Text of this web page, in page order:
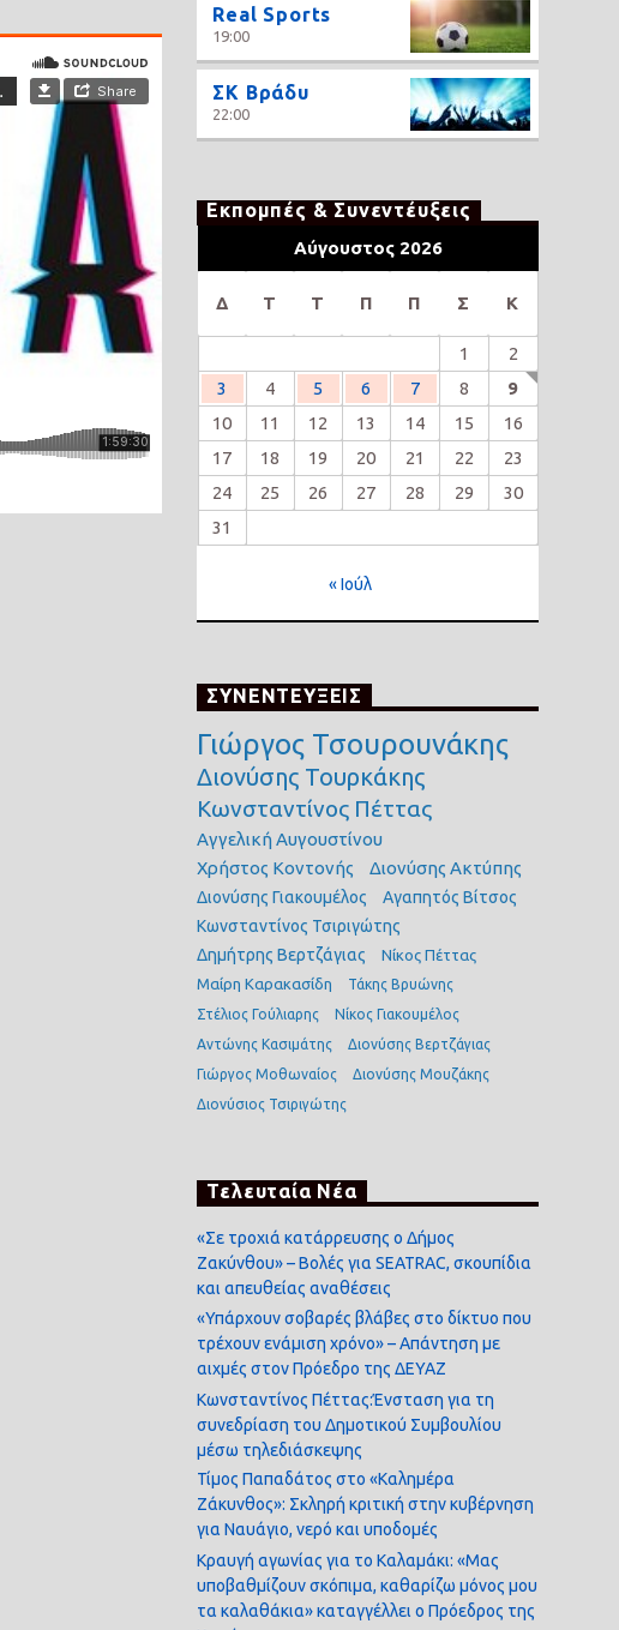
Real Sports
19:00
ΣΚ Βράδυ
22:00
Εκπομπές & Συνεντέυξεις
Αύγουστος 2026
Δ Τ Τ Π Π Σ Κ
1
2
3
4 5 6 7 8
9
10
11 12 13 14 15
16
17
18 19 20 21 22
23
24
25 26 27 28 29
30
31
« Ιούλ
ΣΥΝΕΝΤΕΥΞΕΙΣ
Γιώργος Τσουρουνάκης
Διονύσης Τουρκάκης
Κωνσταντίνος Πέττας
Αγγελική Αυγουστίνου
Χρήστος Κοντονής
Διονύσης Ακτύπης
Διονύσης Γιακουμέλος
Αγαπητός Βίτσος
Κωνσταντίνος Τσιριγώτης
Δημήτρης Βερτζάγιας
Νίκος Πέττας
Μαίρη Καρακασίδη
Τάκης Βρυώνης
Στέλιος Γούλιαρης
Νίκος Γιακουμέλος
Αντώνης Κασιμάτης
Διονύσης Βερτζάγιας
Γιώργος Μοθωναίος
Διονύσης Μουζάκης
Διονύσιος Τσιριγώτης
Τελευταία Νέα
«Σε τροχιά κατάρρευσης ο Δήμος
Ζακύνθου» – Βολές για SEATRAC, σκουπίδια
και απευθείας αναθέσεις
«Υπάρχουν σοβαρές βλάβες στο δίκτυο που
τρέχουν ενάμιση χρόνο» – Απάντηση με
αιχμές στον Πρόεδρο της ΔΕΥΑΖ
Κωνσταντίνος Πέττας:Ένσταση για τη
συνεδρίαση του Δημοτικού Συμβουλίου
μέσω τηλεδιάσκεψης
Τίμος Παπαδάτος στο «Καλημέρα
Ζάκυνθος»: Σκληρή κριτική στην κυβέρνηση
για Ναυάγιο, νερό και υποδομές
Κραυγή αγωνίας για το Καλαμάκι: «Μας
υποβαθμίζουν σκόπιμα, καθαρίζω μόνος μου
τα καλαθάκια» καταγγέλλει ο Πρόεδρος της